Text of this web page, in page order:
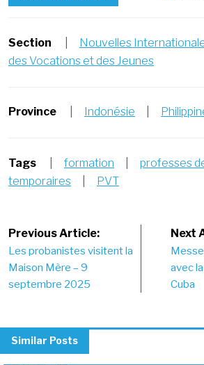
Section Nouvelles
des Vocations et des Jeunes
Province Indonésie
Tags formation
professes
temporaires
PVT
Post
navigation
Previous Article:
Les probanistes visitent la
Maison Mère – 9
septembre 2025
Next
avec
Cuba
Similar Posts